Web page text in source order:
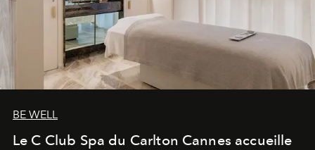
BE WELL
Le C Club Spa du Carlton Cannes accueille